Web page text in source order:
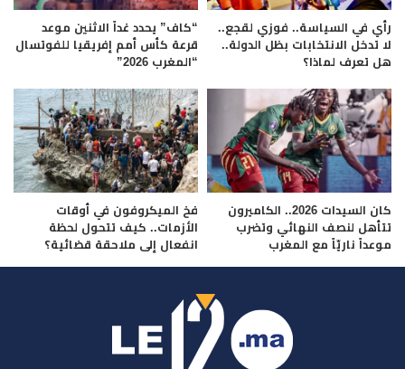
رأي في السياسة.. فوزي لقجع..
لا تدخل الانتخابات بظل الدولة..
هل تعرف لماذا؟
“كاف” يحدد غداً الاثنين موعد
قرعة كأس أمم إفريقيا للفوتسال
“المغرب 2026”
كان السيدات 2026.. الكاميرون
تتأهل لنصف النهائي وتضرب
موعداً ناريّاً مع المغرب
فخ الميكروفون في أوقات
الأزمات.. كيف تتحول لحظة
انفعال إلى ملاحقة قضائية؟